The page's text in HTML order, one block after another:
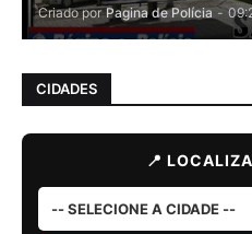
Criado por Pagina de Polícia -
CIDADES
📍